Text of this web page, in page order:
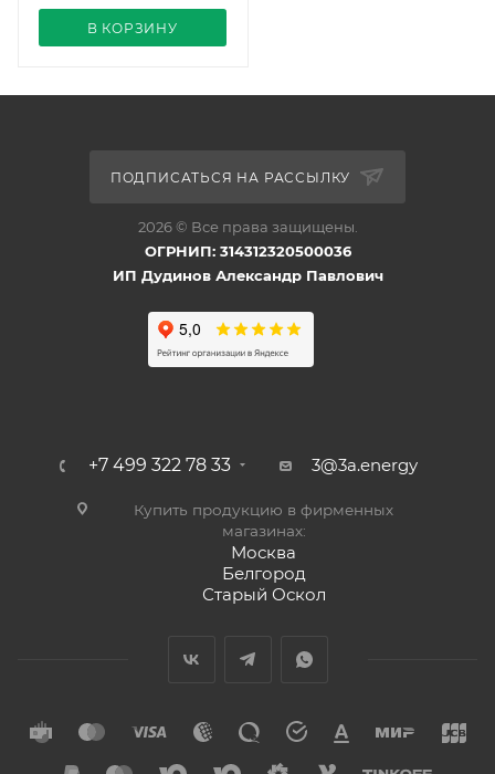
В КОРЗИНУ
ПОДПИСАТЬСЯ НА РАССЫЛКУ
2026 © Все права защищены.
ОГРНИП: 314312320500036
ИП Дудинов Александр Павлович
+7 499 322 78 33 3@3a.energy
Купить продукцию в фирменных
магазинах:
Москва
Белгород
Старый Оскол